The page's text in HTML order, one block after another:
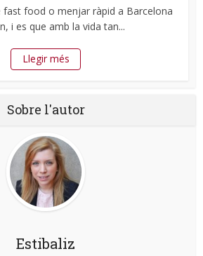
fast food o menjar ràpid a Barcelona
i es que amb la vida tan...
Llegir més
Sobre l'autor
Estibaliz